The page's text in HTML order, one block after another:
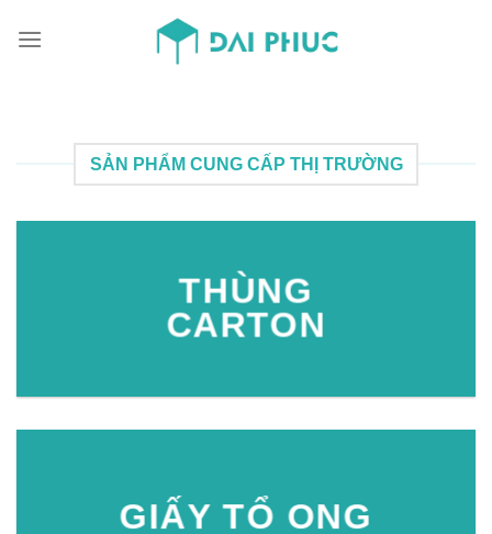
SẢN PHẨM CUNG CẤP THỊ TRƯỜNG
THÙNG
CARTON
GIẤY TỔ ONG